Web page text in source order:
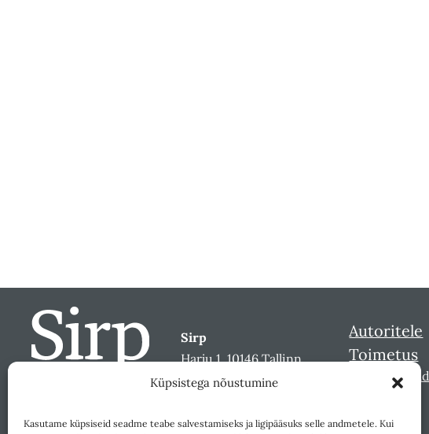
Küpsistega nõustumine
Kasutame küpsiseid seadme teabe salvestamiseks ja ligipääsuks selle andmetele. Kui
Sirp
Harju 1, 10146 Tallinn
sirp@sirp.ee
Toeta
Autoritele
Toimetus
Sirbi